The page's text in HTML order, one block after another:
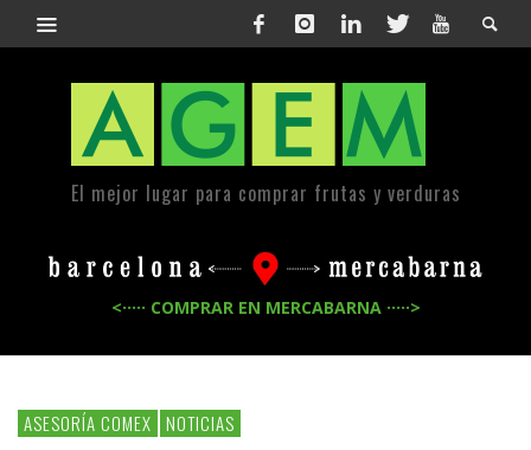
El mejor lugar para comprar frutas y verduras
<····· COMPRAR EN MERCABARNA ·····>
ASESORÍA COMEX NOTICIAS